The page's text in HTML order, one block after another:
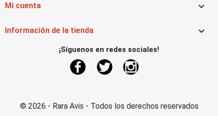
Mi cuenta 
Información de la tienda 
¡Síguenos en redes sociales!
FacebookTwitter
© 2026 - Rara Avis - Todos los derechos reservados